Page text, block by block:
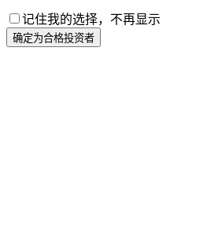
记住我的选择，不再显示
确定为合格投资者